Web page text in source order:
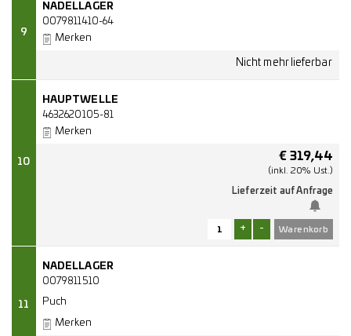
9
NADELLAGER
0079811410-64
Merken
10
HAUPTWELLE
4632620105-81
Merken
€ 319,44
(inkl. 20% Ust.)
Lieferzeit auf Anfrage
+ -
11
NADELLAGER
0079811510
Puch
Merken